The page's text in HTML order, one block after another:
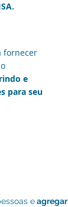
fornecer
e
para seu
eagregar